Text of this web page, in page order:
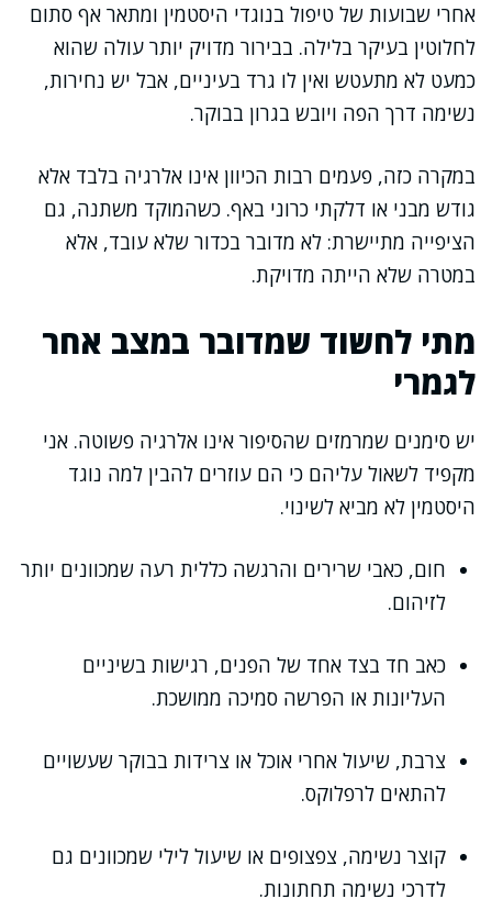
אחרי שבועות של טיפול בנוגדי היסטמין ומתאר אף סתום
לחלוטין בעיקר בלילה. בבירור מדויק יותר עולה שהוא
כמעט לא מתעטש ואין לו גרד בעיניים, אבל יש נחירות,
נשימה דרך הפה ויובש בגרון בבוקר.
במקרה כזה, פעמים רבות הכיוון אינו אלרגיה בלבד אלא
גודש מבני או דלקתי כרוני באף. כשהמוקד משתנה, גם
הציפייה מתיישרת: לא מדובר בכדור שלא עובד, אלא
במטרה שלא הייתה מדויקת.
מתי לחשוד שמדובר במצב אחר
לגמרי
יש סימנים שמרמזים שהסיפור אינו אלרגיה פשוטה. אני
מקפיד לשאול עליהם כי הם עוזרים להבין למה נוגד
היסטמין לא מביא לשינוי.
חום, כאבי שרירים והרגשה כללית רעה שמכוונים יותר
לזיהום.
כאב חד בצד אחד של הפנים, רגישות בשיניים
העליונות או הפרשה סמיכה ממושכת.
צרבת, שיעול אחרי אוכל או צרידות בבוקר שעשויים
להתאים לרפלוקס.
קוצר נשימה, צפצופים או שיעול לילי שמכוונים גם
לדרכי נשימה תחתונות.